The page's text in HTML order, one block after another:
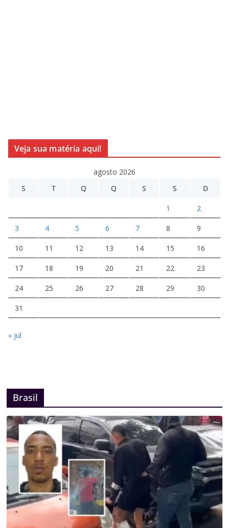
Veja sua matéria aqui!
agosto 2026
S
T Q Q S S D
1 2
3 4 5 6 7 8 9
10 11 12 13 14 15 16
17 18 19 20 21 22 23
24 25 26 27 28 29 30
31
« jul
Brasil